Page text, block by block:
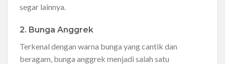
segar lainnya.
2. Bunga Anggrek
Terkenal dengan warna bunga yang cantik dan
beragam, bunga anggrek menjadi salah satu